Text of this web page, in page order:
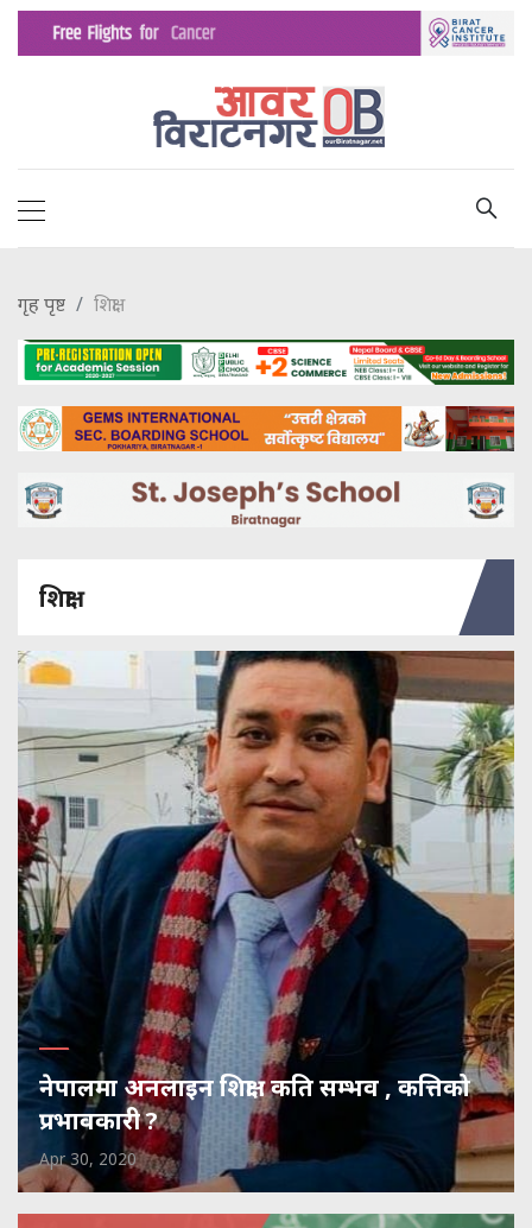
गृह पृष्ट शिक्षा
शिक्षा
नेपालमा अनलाइन शिक्षा : कति सम्भव , कत्तिको
प्रभावकारी ?
Apr 30, 2020